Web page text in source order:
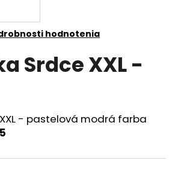
hodnotenia
Srdce XXL -
- pastelová modrá farba